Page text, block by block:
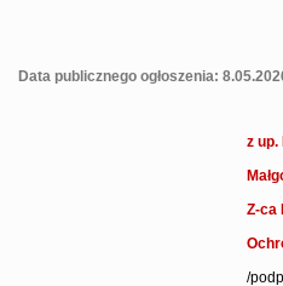
Data publicznego ogłoszenia:
z up.
Z-ca
/